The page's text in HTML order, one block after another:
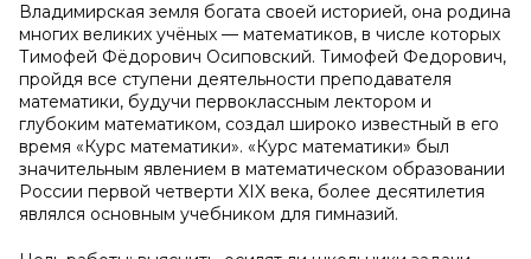
Владимирская земля богата своей историей, она родина
многих великих учёных — математиков, в числе которых
Тимофей Фёдорович Осиповский. Тимофей Федорович,
пройдя все ступени деятельности преподавателя
математики, будучи первоклассным лектором и
глубоким математиком, создал широко известный в его
время «Курс математики». «Курс математики» был
значительным явлением в математическом образовании
России первой четверти XIX века, более десятилетия
являлся основным учебником для гимназий.